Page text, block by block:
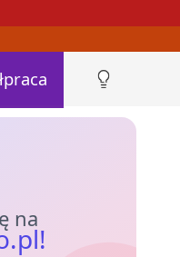
na